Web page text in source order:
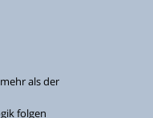
als der
folgen